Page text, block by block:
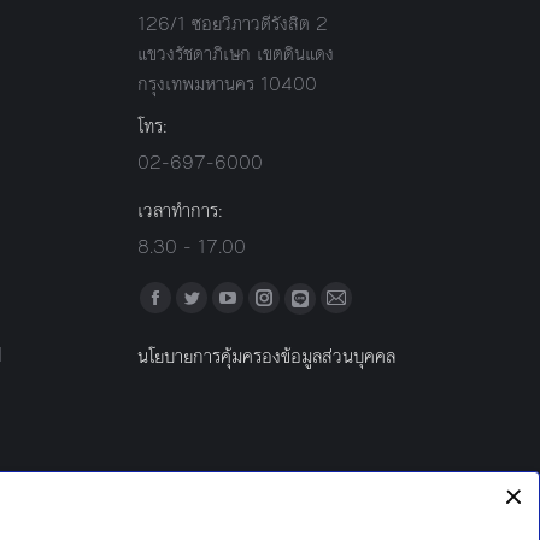
126/1 ซอยวิภาวดีรังสิต 2
แขวงรัชดาภิเษก เขตดินแดง
กรุงเทพมหานคร 10400
โทร:
02-697-6000
เวลาทำการ:
8.30 - 17.00
Find us on:
Facebook
TwitterYouTube
Instagram
LineMail
นโยบายการคุ้มครองข้อมูลส่วนบุคคล